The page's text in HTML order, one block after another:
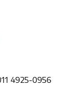
4925-0956